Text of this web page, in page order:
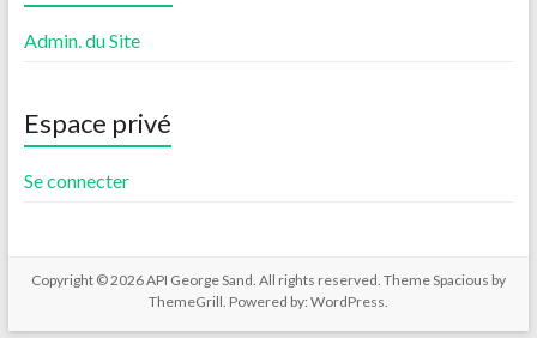
Admin. du Site
Espace privé
Se connecter
Copyright © 2026API George Sand . All rights reserved. ThemeSpacious by
ThemeGrill. Powered by: WordPress